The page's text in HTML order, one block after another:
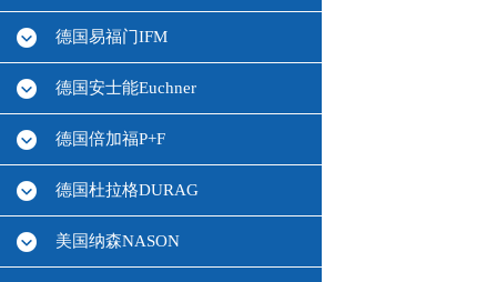
德国易福门IFM
德国安士能Euchner
德国倍加福P+F
德国杜拉格DURAG
美国纳森NASON